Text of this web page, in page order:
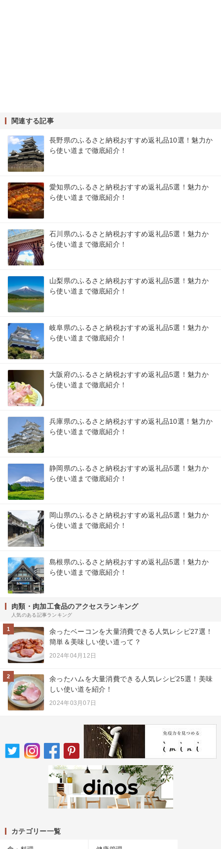
関連する記事
長野県のふるさと納税おすすめ返礼品10選！魅力か
ら使い道まで徹底紹介！
愛知県のふるさと納税おすすめ返礼品5選！魅力か
ら使い道まで徹底紹介！
石川県のふるさと納税おすすめ返礼品5選！魅力か
ら使い道まで徹底紹介！
山梨県のふるさと納税おすすめ返礼品5選！魅力か
ら使い道まで徹底紹介！
岐阜県のふるさと納税おすすめ返礼品5選！魅力か
ら使い道まで徹底紹介！
大阪府のふるさと納税おすすめ返礼品5選！魅力か
ら使い道まで徹底紹介！
兵庫県のふるさと納税おすすめ返礼品10選！魅力か
ら使い道まで徹底紹介！
静岡県のふるさと納税おすすめ返礼品5選！魅力か
ら使い道まで徹底紹介！
岡山県のふるさと納税おすすめ返礼品5選！魅力か
ら使い道まで徹底紹介！
島根県のふるさと納税おすすめ返礼品5選！魅力か
ら使い道まで徹底紹介！
肉類・肉加工食品のアクセスランキング
人気のある記事ランキング
1
余ったベーコンを大量消費できる人気レシピ27選！
簡単＆美味しい使い道って？
2024年04月12日
2
余ったハムを大量消費できる人気レシピ25選！美味
しい使い道を紹介！
2024年03月07日
カテゴリー一覧